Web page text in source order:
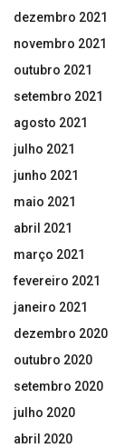
dezembro 2021
novembro 2021
outubro 2021
setembro 2021
agosto 2021
julho 2021
junho 2021
maio 2021
abril 2021
março 2021
fevereiro 2021
janeiro 2021
dezembro 2020
outubro 2020
setembro 2020
julho 2020
abril 2020